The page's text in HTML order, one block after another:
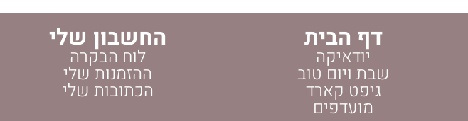
דף הבית
יודאיקה
שבת ויום טוב
גיפט קארד
מועדפים
החשבון שלי
לוח הבקרה
ההזמנות שלי
הכתובות שלי